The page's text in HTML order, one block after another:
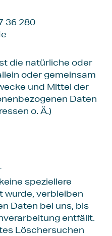
36 280
die natürliche oder
oder gemeinsam
und Mittel der
Daten
o. Ä.)
speziellere
wurde, verbleiben
Daten bei uns, bis
entfällt.
Löschersuchen